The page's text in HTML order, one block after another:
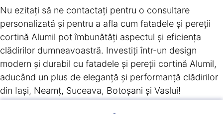
Nu ezitați să ne contactați pentru o consultare
personalizată și pentru a afla cum fatadele și pereții
cortină Alumil pot îmbunătăți aspectul și eficiența
clădirilor dumneavoastră. Investiți într-un design
modern și durabil cu fatadele și pereții cortină Alumil,
aducând un plus de eleganță și performanță clădirilor
din Iași, Neamț, Suceava, Botoșani și Vaslui!